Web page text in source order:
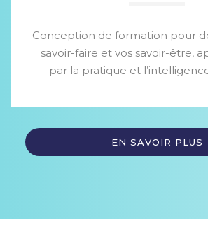
Conception de formation pour
savoir-faire et vos savoir-être,
par la pratique et
EN SAVOIR PLUS